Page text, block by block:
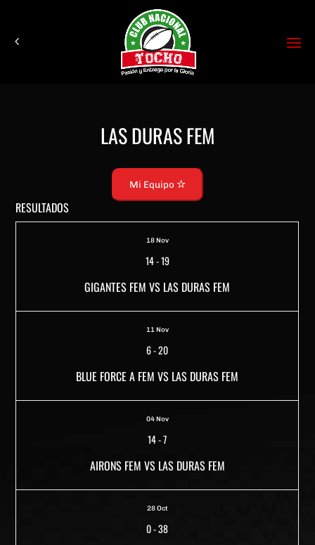
LAS DURAS FEM
Mi Equipo
RESULTADOS
18 Nov
14-19
GIGANTES FEM VS LAS DURAS FEM
11 Nov
6-20
BLUE FORCE A FEM VS LAS DURAS FEM
04 Nov
14-7
AIRONS FEM VS LAS DURAS FEM
28 Oct
0-38